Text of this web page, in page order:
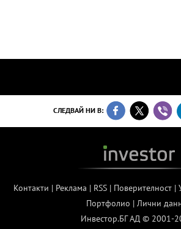
СЛЕДВАЙ НИ В:
Контакти | Реклама | RSS| Поверителност|
Портфолио | Лични
Инвестор.БГ АД © 2001-